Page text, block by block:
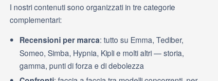
I nostri contenuti sono organizzati in tre categorie
complementari:
Recensioni per marca: tutto su Emma, Tediber,
Someo, Simba, Hypnia, Kipli e molti altri — storia,
gamma, punti di forza e di debolezza